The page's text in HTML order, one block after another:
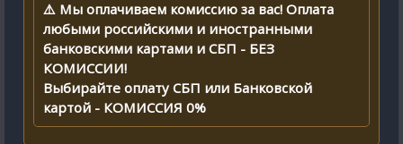
⚠️ Мы оплачиваем комиссию за вас! Оплата
любыми российскими и иностранными
банковскими картами и СБП - БЕЗ
КОМИССИИ!
Выбирайте оплату СБП или Банковской
картой - КОМИССИЯ 0%